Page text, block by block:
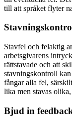
till att språket flyter
Stavfel och felaktig
arbetsgivarens
rättstavade och att
stavningskontroll
fångar alla fel,
lika men stavas
Bjud in